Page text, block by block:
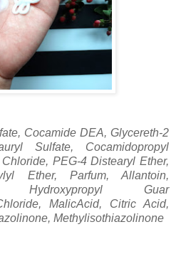
Cocamide DEA, Glycereth-2
Sulfate, Cocamidopropyl
PEG-4 Distearyl Ether,
Ether, Parfum, Allantoin,
Guar
MalicAcid, Citric Acid,
Methylisothiazolinone